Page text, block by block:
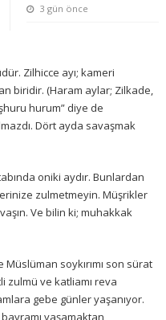
3 gün önce
Zilhicce ayı; kameri
biridir. (Haram aylar; Zilkade,
hurum” diye de
Dört ayda savaşmak
oniki aydır. Bunlardan
zulmetmeyin. Müşrikler
Ve bilin ki; muhakkak
soykırımı son sürat
zulmü ve katliamı reva
gebe günler yaşanıyor.
yaşamaktan